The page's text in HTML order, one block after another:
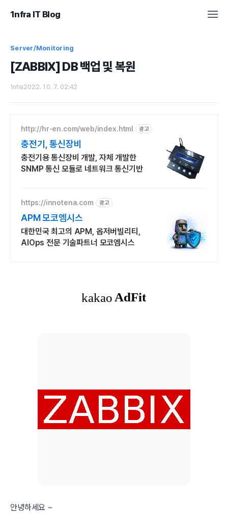
1nfra IT Blog
Server/Monitoring
[ZABBIX] DB 백업 및 복원
1nfra2022. 10. 7. 02:42
http://hr-en.com/web/index.html 광고
충전기, 통신장비
충전기용 통신장비 개발, 자체 개발한
SNMP 통신 모듈로 네트워크 통신기반
https://innotena.com 광고
APM 모코엠시스
대한민국 최고의 APM, 옵저버빌리티,
AIOps 전문 기술파트너 모코엠시스
안녕하세요 ~